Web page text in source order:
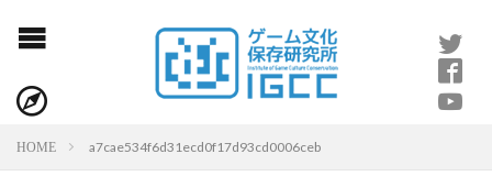
HOME a7cae534f6d31ecd0f17d93cd0006ceb